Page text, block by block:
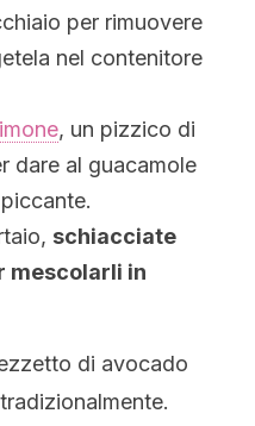
per rimuovere
nel contenitore
, un pizzico di
dare al guacamole
schiacciate
mescolarli in
di avocado